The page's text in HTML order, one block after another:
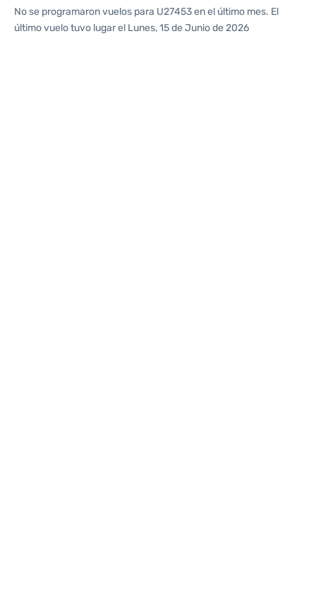
No se programaron vuelos para U27453 en el último mes. El
último vuelo tuvo lugar el Lunes, 15 de Junio de 2026